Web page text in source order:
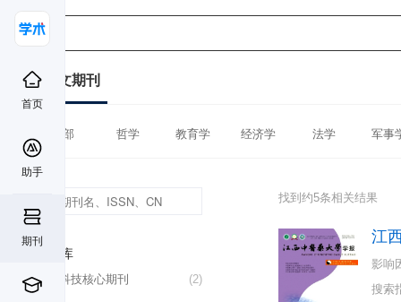
首页
助手
期刊
中文期刊
全部 哲学 教育学 经济学 法学 军事
数据库
(2)
中国科技核心期刊
找到约5条相关结果
江
影响
搜索